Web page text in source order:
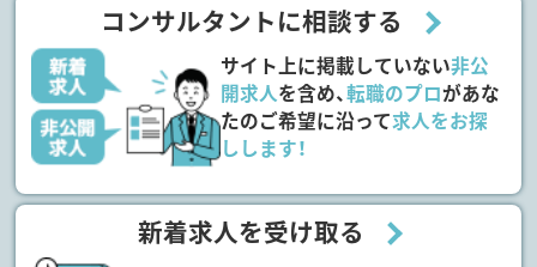
コンサルタントに相談する
サイト上に掲載していない非公
開求人を含め、転職のプロがあな
たのご希望に沿って求人をお探
しします！
新着求人を受け取る